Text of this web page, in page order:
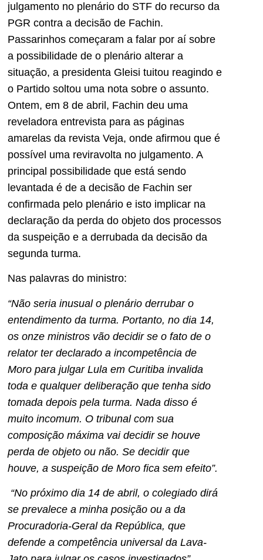
julgamento no plenário do STF do recurso da
PGR contra a decisão de Fachin.
Passarinhos começaram a falar por aí sobre
a possibilidade de o plenário alterar a
situação, a presidenta Gleisi tuitou reagindo e
o Partido soltou uma nota sobre o assunto.
Ontem, em 8 de abril, Fachin deu uma
reveladora entrevista para as páginas
amarelas da revista Veja, onde afirmou que é
possível uma reviravolta no julgamento. A
principal possibilidade que está sendo
levantada é de a decisão de Fachin ser
confirmada pelo plenário e isto implicar na
declaração da perda do objeto dos processos
da suspeição e a derrubada da decisão da
segunda turma.
Nas palavras do ministro:
“Não seria inusual o plenário derrubar o
entendimento da turma. Portanto, no dia 14,
os onze ministros vão decidir se o fato de o
relator ter declarado a incompetência de
Moro para julgar Lula em Curitiba invalida
toda e qualquer deliberação que tenha sido
tomada depois pela turma. Nada disso é
muito incomum. O tribunal com sua
composição máxima vai decidir se houve
perda de objeto ou não. Se decidir que
houve, a suspeição de Moro fica sem efeito”.
“No próximo dia 14 de abril, o colegiado dirá
se prevalece a minha posição ou a da
Procuradoria-Geral da República, que
defende a competência universal da Lava-